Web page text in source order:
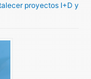
proyectos I+D y